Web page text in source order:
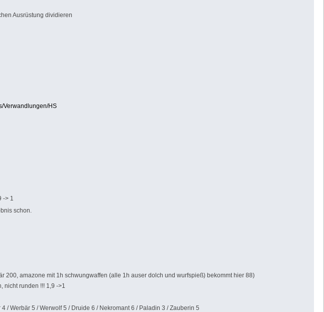
Ausrüstung dividieren
Verwandlungen/HS
-> 1
schon.
amazone mit 1h schwungwaffen (alle 1h auser dolch und wurfspieß) bekommt hier 88)
nicht runden !!! 1,9 ->1
/ Werbär 5 / Werwolf 5 / Druide 6 / Nekromant 6 / Paladin 3 / Zauberin 5